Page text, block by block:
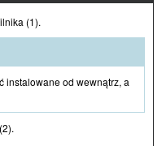
(1).
instalowane od wewnątrz, a